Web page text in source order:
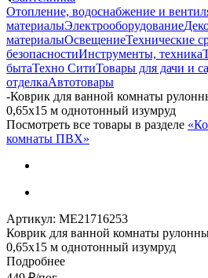
Отопление, водоснабжение и
материалыЭлектрооборудование
материалыОсвещениеТехнические
безопасностиИнструменты, техника
бытаТехно СитиТовары для дачи и
отделкаАвтотовары
-Коврик для ванной комнаты
0,65х15 м однотонный изумруд
Посмотреть все товары в разделе
комнаты ПВХ»
Артикул: МЕ21716253
Коврик для ванной комнаты
0,65х15 м однотонный изумруд
Подробнее